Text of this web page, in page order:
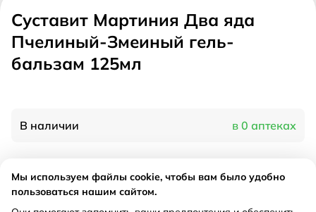
Суставит Мартиния Два яда
Пчелиный-Змеиный гель-
бальзам 125мл
В наличии в 0 аптеках
Характеристики
Мы используем файлы cookie, чтобы вам было удобно
пользоваться нашим сайтом.